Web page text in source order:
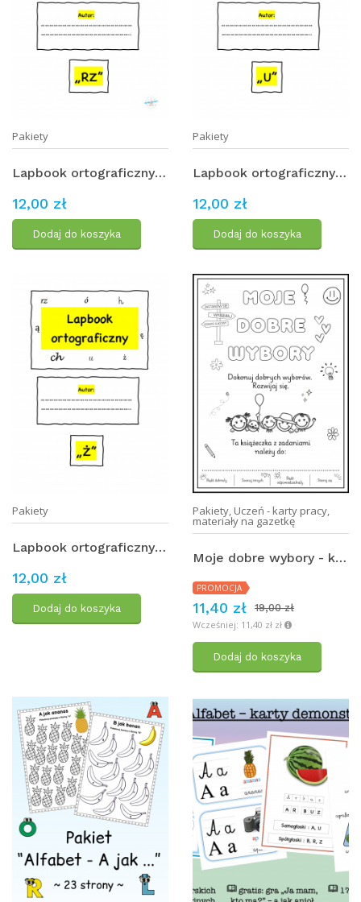
Pakiety
Lapbook ortograficzny - "rz" - PAKIET
12,00 zł
Dodaj do koszyka
Pakiety
Lapbook ortograficzny - "u" - PAKIET
12,00 zł
Dodaj do koszyka
Pakiety
Lapbook ortograficzny - "ż" - PAKIET
12,00 zł
Dodaj do koszyka
Pakiety, Uczeń - karty pracy,
materiały na gazetkę
Moje dobre wybory - książeczka z zadaniami
PROMOCJA
11,40 zł
19,00 zł
Wcześniej: 11,40 zł zł
Dodaj do koszyka